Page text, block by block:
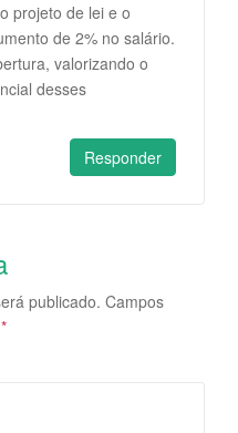
projeto de lei e o
de 2% no salário.
valorizando o
desses
Responder
publicado. Campos
*